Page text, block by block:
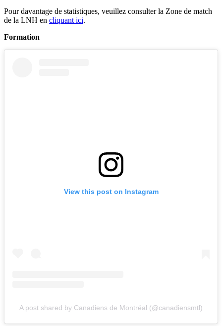
Pour davantage de statistiques, veuillez consulter la Zone de match
de la LNH en cliquant ici.
Formation
View this post on Instagram
A post shared by Canadiens de Montréal (@canadiensmtl)